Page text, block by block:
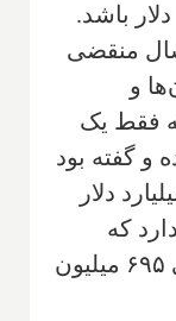
برمی‌دارد در حالیکه قرار بود ۱۰ دلار باشد.
هر سال منقضی
و
فقط یک
و گفته بود
برنامه امسال برایش ۲ میلیارد دلار
که
تمدید یک‌ساله آن با کمک اضافی ۶۹۵ میلیون